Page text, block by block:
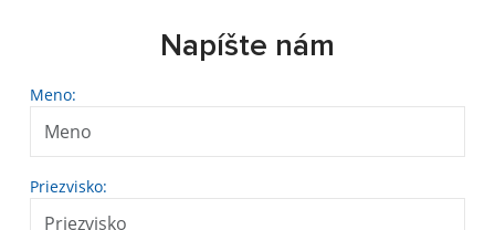
Napíšte nám
Meno:
Priezvisko: